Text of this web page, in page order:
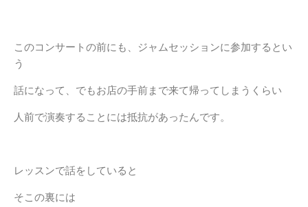
このコンサートの前にも、ジャムセッションに参加するとい
う
話になって、でもお店の手前まで来て帰ってしまうくらい
人前で演奏することには抵抗があったんです。
レッスンで話をしていると
そこの裏には